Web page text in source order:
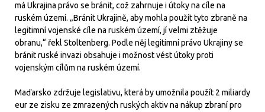
má Ukrajina právo se bránit, což zahrnuje i útoky na cíle na
ruském území. „Bránit Ukrajině, aby mohla použít tyto zbraně na
legitimní vojenské cíle na ruském území, jí velmi ztěžuje
obranu,“ řekl Stoltenberg. Podle něj legitimní právo Ukrajiny se
bránit ruské invazi obsahuje i možnost vést útoky proti
vojenským cílům na ruském území.
Maďarsko zdržuje legislativu, která by umožnila použít 2 miliardy
eur ze zisku ze zmrazených ruských aktiv na nákup zbraní pro